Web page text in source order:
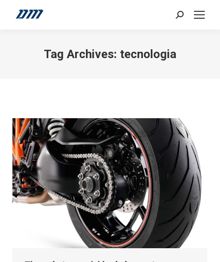
Search:
Tag Archives: tecnologia